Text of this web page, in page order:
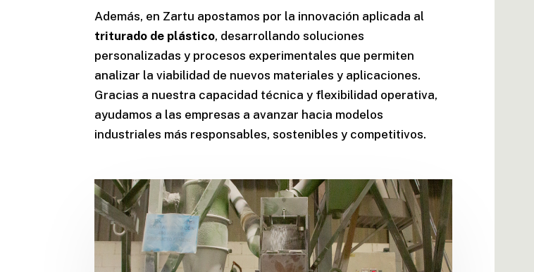
Además, en Zartu apostamos por la innovación aplicada al
triturado de plástico, desarrollando soluciones
personalizadas y procesos experimentales que permiten
analizar la viabilidad de nuevos materiales y aplicaciones.
Gracias a nuestra capacidad técnica y flexibilidad operativa,
ayudamos a las empresas a avanzar hacia modelos
industriales más responsables, sostenibles y competitivos.